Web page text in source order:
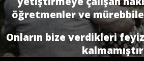
öğretmenler ve
Onların bize verdikleri